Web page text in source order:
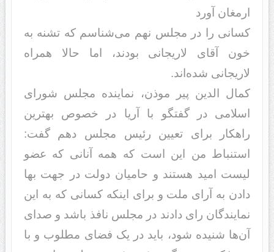
ارمغان آورد
کسانی را در مجلس نهم می‌شناسم که تشنه به
خون آقای لاریجانی بودند، اما حالا همراه
لاریجانی شده‌اند.
کمال الدین پیر موذن، نماینده مجلس شورای
اسلامی در گفتگو با آریا در خصوص بهترین
راهکار برای تعیین رئیس مجلس دهم گفت:
استنباط من این است که همه آنانی که عضو
لیست امید هستند و حامیان دولت در جهت بها
دادن به آرای ملت و برای اینکه کسانی که به این
نمایندگان رای دادند در مجلس نافذ باشد و صدای
آن‌ها شنیده شود، باید در یک فضای مطلوب و با